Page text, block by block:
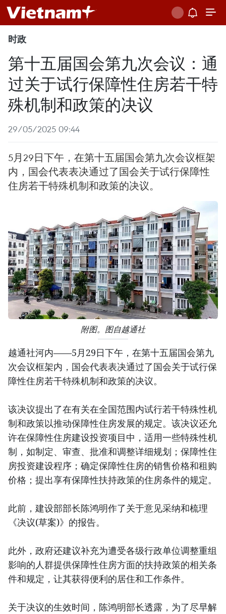
时政
第十五届国会第九次会议：通
过关于试行保障性住房若干特
殊机制和政策的决议
29/05/2025 09:44
5月29日下午，在第十五届国会第九次会议框架
内，国会代表表决通过了国会关于试行保障性
住房若干特殊机制和政策的决议。
附图。图自越通社
越通社河内——5月29日下午，在第十五届国会第九
次会议框架内，国会代表表决通过了国会关于试行保
障性住房若干特殊机制和政策的决议。
该决议提出了在有关在全国范围内试行若干特殊性机
制和政策以推动保障性住房发展的规定。该决议还允
许在保障性住房建设投资项目中，适用一些特殊性机
制，如制定、审查、批准和调整详细规划；保障性住
房投资建设程序；确定保障性住房的销售价格和租购
价格；提出享有保障性扶持政策的住房条件的规定。
此前，建设部部长陈鸿明作了关于意见采纳和梳理
《决议(草案)》的报告。
此外，政府还建议补充为遭受各级行政单位调整重组
影响的人群提供保障性住房方面的扶持政策的相关条
件和规定，让其获得便利的居住和工作条件。
关于决议的生效时间，陈鸿明部长透露，为了尽早解